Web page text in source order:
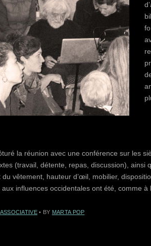
la réunion avec une conférence sur les
(travail, détente, repas, discussion), ainsi
du vêtement, hauteur d’œil, mobilier,
influences occidentales ont été, comme à
• BY MARTA POP